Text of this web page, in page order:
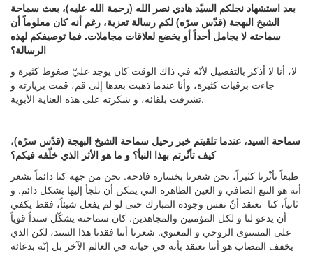
بعد استشهاد نجلكم السيّد هادي نصر الله (رحمة الله عليه)، بعث سماحة
الشيخ البهجة (قدّس سرّه) لكم رسالة تعزية، رغم أنه كان معلوماً أن
سماحته لا يجامل أحداً أو يخضع لعلاقات مجاملات. فما توصيفكم لهذه
الرسالة؟
لا، أنا لا أذكر بالتفصيل لأنّه في ذاك الوقت كان يوجد عليّ ضغوط كثيرة و
جاءت برقيات كثيرة، وأنا عندما ذهبت بعدها إلى قم، قمت بزيارته و
تشرفت بلقائه، و شكرته على هذه العناية الأبوية.
سماحة السيد، عندما تلقيتم خبر رحيل سماحة الشيخ البهجة (قدّس سرّه)،
كيف تأثّرتم بهذا النبأ؟ و ما هو الأثر الذي خلّفه فيكم؟
طبعاً تأثّرنا كثيراً، نحن شعرنا بخسارة فادحة. نحن من جهة كنا دائماً نشعر
أنه هو النبع الصافي و العين الطاهرة التي يمكن أن تلجأ إليها بشكل دائم. و
ثانياً، كنا نعتقد أنّ نفس وجوده المبارك حتى لو لم يفعل شيئاً، فقط يكفي
أن يدعو لنا و لكل المؤمنين والمجاهدين. كان سماحته يشكّل سنداً قوياً
على المستوى الروحي و المعنوي. شعرنا أننا فقدنا هذا السند، لكن الذي
يخفف المصاب هو أننا نعتقد بأنه في حياته في العالم الآخر بل إنّه بدعائه